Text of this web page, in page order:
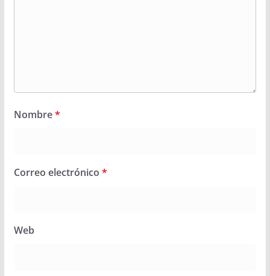
Nombre*
Correo electrónico *
Web